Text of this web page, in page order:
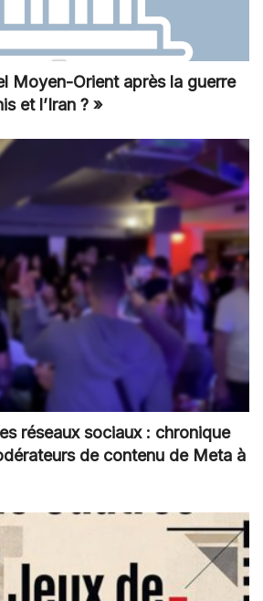
Moyen-Orient après la guerre
et l’Iran ? »
réseaux sociaux : chronique
de contenu de Meta à